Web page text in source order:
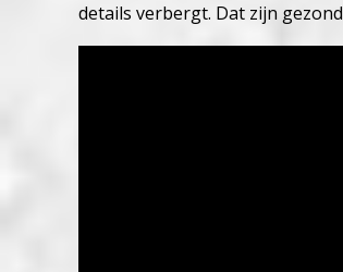
details verbergt. Dat zijn